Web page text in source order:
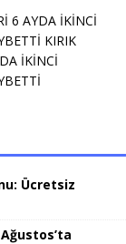
6 AYDA İKİNCİ
KIRIK
İKİNCİ
Ücretsiz